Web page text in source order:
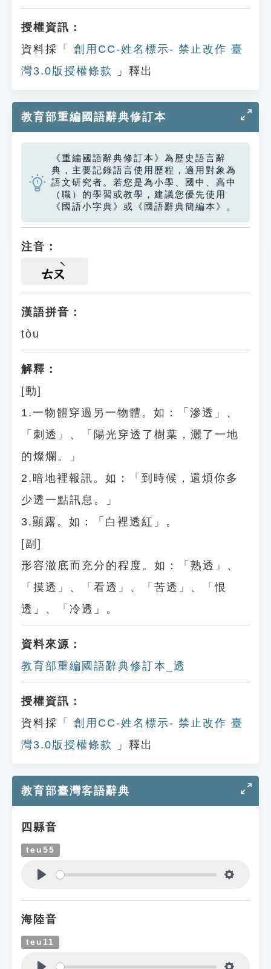
授權資訊：
資料採「
創用CC-姓名標示- 禁止改作 臺
灣3.0版授權條款
」釋出
教育部重編國語辭典修訂本
《重編國語辭典修訂本》為歷史語言辭
典，主要記錄語言使用歷程，適用對象為
語文研究者。若您是為小學、國中、高中
（職）的學習或教學，建議您優先使用
《國語小字典》或《國語辭典簡編本》。
注音：
ㄊㄡ
漢語拼音：
tòu
解釋：
[動]
1.一物體穿過另一物體。如：「滲透」、
「刺透」、「陽光穿透了樹葉，灑了一地
的燦爛。」
2.暗地裡報訊。如：「到時候，還煩你多
少透一點訊息。」
3.顯露。如：「白裡透紅」。
[副]
形容澈底而充分的程度。如：「熟透」、
「摸透」、「看透」、「苦透」、「恨
透」、「冷透」。
資料來源：
教育部重編國語辭典修訂本_透
授權資訊：
資料採「
創用CC-姓名標示- 禁止改作 臺
灣3.0版授權條款
」釋出
教育部臺灣客語辭典
四縣音
teu55
海陸音
teu11